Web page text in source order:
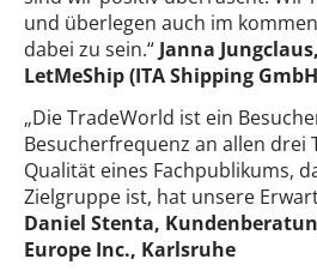
und überlegen auch im
dabei zu sein.“ Janna
LetMeShip (ITA Shipping
„Die TradeWorld ist ein
Besucherfrequenz an allen drei
Qualität eines Fachpublikums,
Zielgruppe ist, hat unsere
Daniel Stenta,
Europe Inc., Karlsruhe